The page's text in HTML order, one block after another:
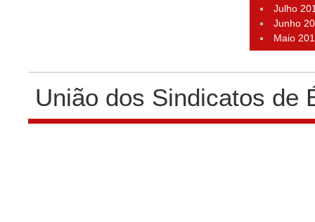
Julho
Junho
Maio
União dos Sindicatos de